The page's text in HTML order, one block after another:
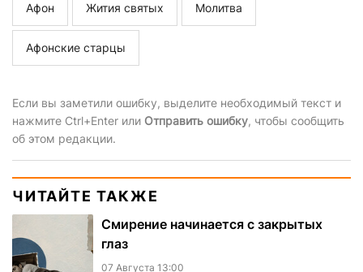
Афон Жития святых Молитва
Афонские старцы
Если вы заметили ошибку, выделите необходимый текст и
нажмите Ctrl+Enter или Отправить ошибку, чтобы сообщить
об этом редакции.
ЧИТАЙТЕ ТАКЖЕ
Смирение начинается с закрытых
глаз
07 Августа 13:00